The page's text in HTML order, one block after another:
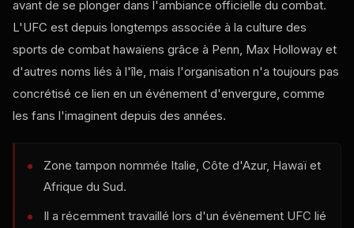
avant de se plonger dans l'ambiance officielle du combat.
L'UFC est depuis longtemps associée à la culture des
sports de combat hawaïens grâce à Penn, Max Holloway et
d'autres noms liés à l'île, mais l'organisation n'a toujours pas
concrétisé ce lien en un événement d'envergure, comme
les fans l'imaginent depuis des années.
Zone tampon nommée Italie, Côte d'Azur, Hawaï et
Afrique du Sud.
Il a récemment travaillé lors d'un événement UFC lié